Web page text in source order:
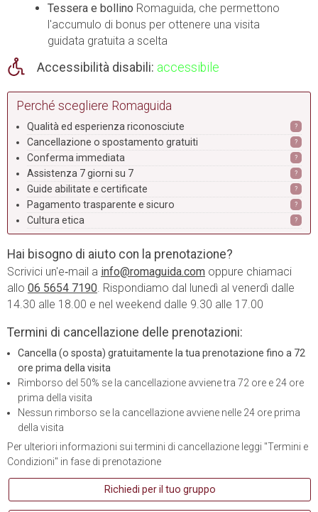
Tessera e bollino Romaguida, che permettono
l'accumulo di bonus per ottenere una visita
guidata gratuita a scelta
Accessibilità disabili: accessibile
Perché scegliere Romaguida
Qualità ed esperienza riconosciute ?
Cancellazione o spostamento gratuiti ?
Conferma immediata ?
Assistenza 7 giorni su 7 ?
Guide abilitate e certificate ?
Pagamento trasparente e sicuro ?
Cultura etica ?
Hai bisogno di aiuto con la prenotazione?
Scrivici un'e‑mail a info@romaguida.com oppure chiamaci
allo 06 5654 7190. Rispondiamo dal lunedì al venerdì dalle
14.30 alle 18.00 e nel weekend dalle 9.30 alle 17.00
Termini di cancellazione delle prenotazioni:
Cancella (o sposta) gratuitamente la tua prenotazione fino a 72
ore prima della visita
Rimborso del 50% se la cancellazione avviene tra 72 ore e 24 ore
prima della visita
Nessun rimborso se la cancellazione avviene nelle 24 ore prima
della visita
Per ulteriori informazioni sui termini di cancellazione leggi "Termini e
Condizioni" in fase di prenotazione
Richiedi per il tuo gruppo